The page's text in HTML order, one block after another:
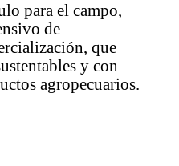
para el campo,
de
que
y con
agropecuarios.